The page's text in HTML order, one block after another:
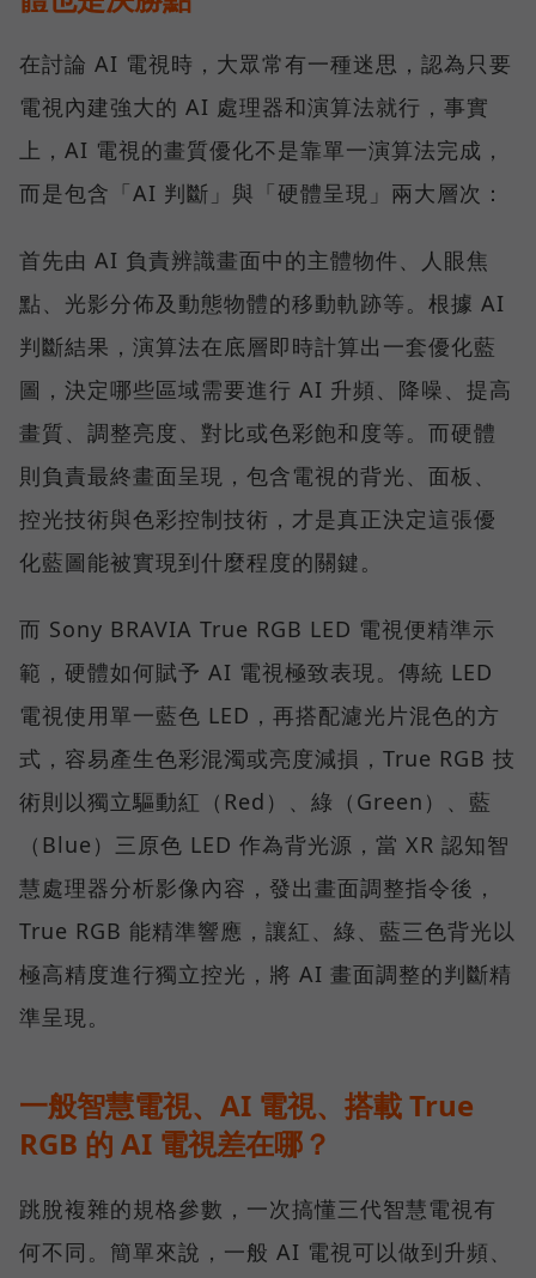
在討論 AI 電視時，大眾常有一種迷思，認為只要
電視內建強大的 AI 處理器和演算法就行，事實
上，AI 電視的畫質優化不是靠單一演算法完成，
而是包含「AI 判斷」與「硬體呈現」兩大層次：
首先由 AI 負責辨識畫面中的主體物件、人眼焦
點、光影分佈及動態物體的移動軌跡等。根據 AI
判斷結果，演算法在底層即時計算出一套優化藍
圖，決定哪些區域需要進行 AI 升頻、降噪、提高
畫質、調整亮度、對比或色彩飽和度等。而硬體
則負責最終畫面呈現，包含電視的背光、面板、
控光技術與色彩控制技術，才是真正決定這張優
化藍圖能被實現到什麼程度的關鍵。
而 Sony BRAVIA True RGB LED 電視便精準示
範，硬體如何賦予 AI 電視極致表現。傳統 LED
電視使用單一藍色 LED，再搭配濾光片混色的方
式，容易產生色彩混濁或亮度減損，True RGB 技
術則以獨立驅動紅（Red）、綠（Green）、藍
（Blue）三原色 LED 作為背光源，當 XR 認知智
慧處理器分析影像內容，發出畫面調整指令後，
True RGB 能精準響應，讓紅、綠、藍三色背光以
極高精度進行獨立控光，將 AI 畫面調整的判斷精
準呈現。
一般智慧電視、AI 電視、搭載 True
RGB 的 AI 電視差在哪？
跳脫複雜的規格參數，一次搞懂三代智慧電視有
何不同。簡單來說，一般 AI 電視可以做到升頻、